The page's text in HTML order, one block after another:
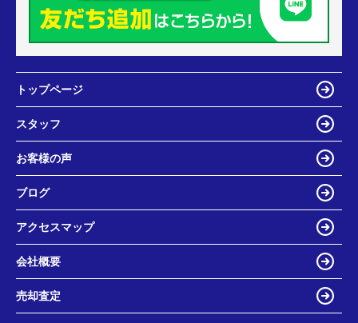
トップページ
スタッフ
お客様の声
ブログ
アクセスマップ
会社概要
売却査定